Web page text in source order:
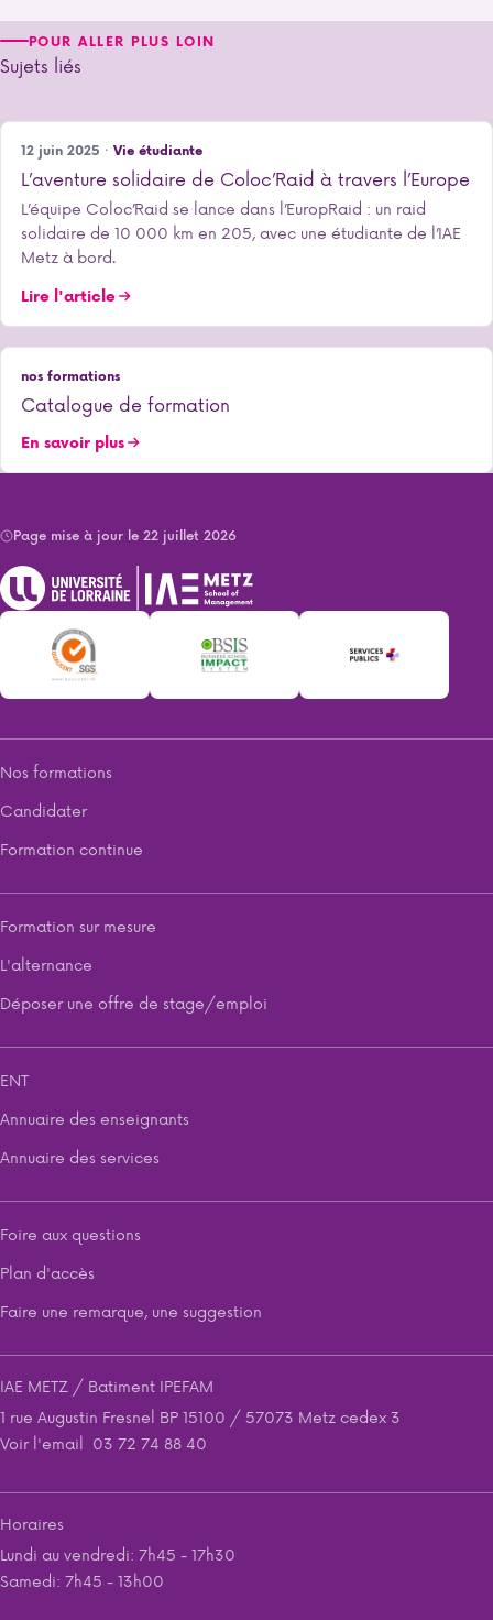
POUR ALLER PLUS LOIN
Sujets liés
12 juin 2025 · Vie étudiante
L’aventure solidaire de Coloc’Raid à travers l’Europe
L’équipe Coloc’Raid se lance dans l’EuropRaid : un raid
solidaire de 10 000 km en 205, avec une étudiante de l’IAE
Metz à bord.
Lire l'article
nos formations
Catalogue de formation
En savoir plus
Page mise à jour le 22 juillet 2026
Nos formations
Candidater
Formation continue
Formation sur mesure
L'alternance
Déposer une offre de stage/emploi
ENT
Annuaire des enseignants
Annuaire des services
Foire aux questions
Plan d'accès
Faire une remarque, une suggestion
IAE METZ / Batiment IPEFAM
1 rue Augustin Fresnel BP 15100 / 57073 Metz cedex 3
Voir l'email 03 72 74 88 40
Horaires
Lundi au vendredi: 7h45 - 17h30
Samedi: 7h45 - 13h00